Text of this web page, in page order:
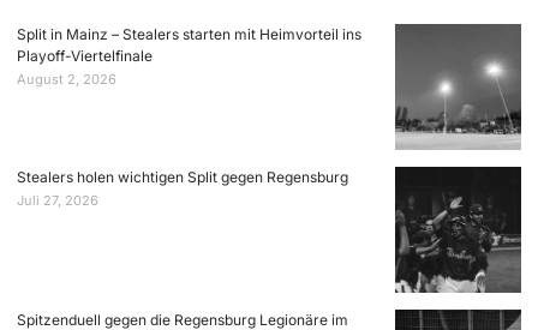
Split in Mainz – Stealers starten mit Heimvorteil ins
Playoff-Viertelfinale
August 2, 2026
Stealers holen wichtigen Split gegen Regensburg
Juli 27, 2026
Spitzenduell gegen die Regensburg Legionäre im